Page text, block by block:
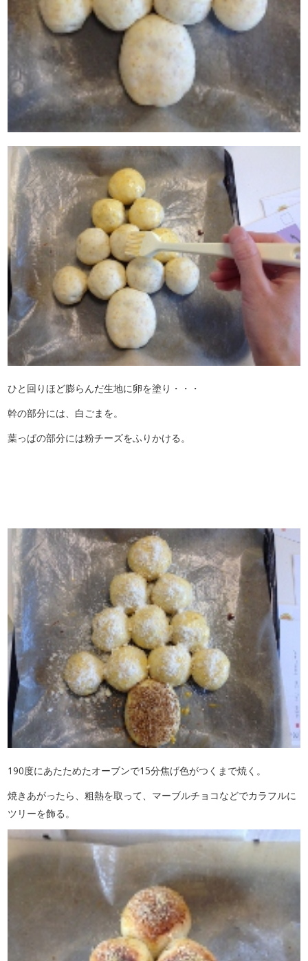
ひと回りほど膨らんだ生地に卵を塗り・・・
幹の部分には、白ごまを。
葉っぱの部分には粉チーズをふりかける。
190度にあたためたオーブンで15分焦げ色がつくまで焼く。
焼きあがったら、粗熱を取って、マーブルチョコなどでカラフルに
ツリーを飾る。